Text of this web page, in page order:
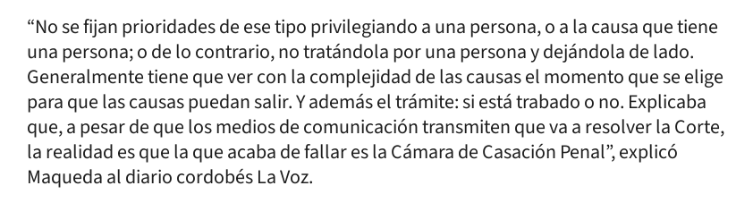
“No se fijan prioridades de ese tipo privilegiando a una persona, o a la causa que tiene
una persona; o de lo contrario, no tratándola por una persona y dejándola de lado.
Generalmente tiene que ver con la complejidad de las causas el momento que se elige
para que las causas puedan salir. Y además el trámite: si está trabado o no. Explicaba
que, a pesar de que los medios de comunicación transmiten que va a resolver la Corte,
la realidad es que la que acaba de fallar es la Cámara de Casación Penal”, explicó
Maqueda al diario cordobés La Voz.